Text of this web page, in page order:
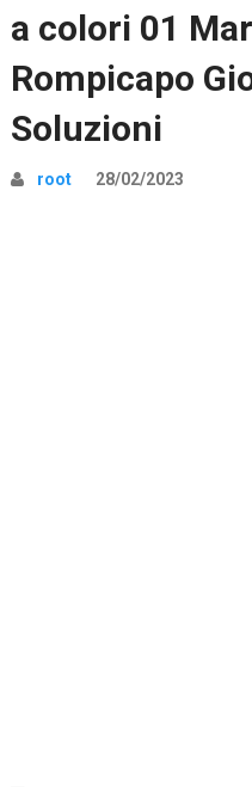
a colori 01
Rompicapo
Soluzioni
root 28/02/2023